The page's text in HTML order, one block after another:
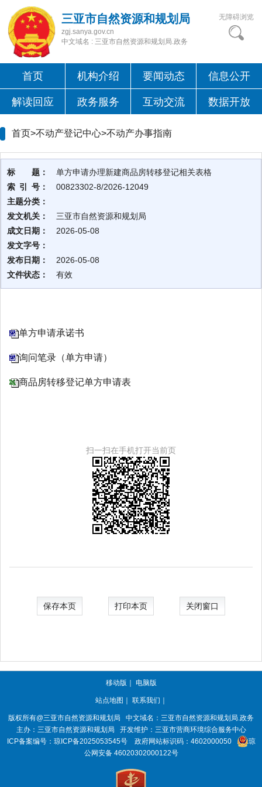
三亚市自然资源和规划局
zgj.sanya.gov.cn
中文域名 : 三亚市自然资源和规划局.政务
无障碍浏览
首页 机构介绍 要闻动态 信息公开
解读回应 政务服务 互动交流 数据开放
首页>不动产登记中心>不动产办事指南
标 题：
单方申请办理新建商品房转移登记相关表格
索 引 号：
00823302-8/2026-12049
主题分类：
发文机关：
三亚市自然资源和规划局
成文日期：
2026-05-08
发文字号：
发布日期：
2026-05-08
文件状态：
有效
单方申请承诺书
询问笔录（单方申请）
商品房转移登记单方申请表
扫一扫在手机打开当前页
保存本页 打印本页 关闭窗口
移动版 ｜ 电脑版
站点地图 ｜ 联系我们 ｜
版权所有@三亚市自然资源和规划局
中文域名：三亚市自然资源和规划局.政务
主办：三亚市自然资源和规划局
开发维护：三亚市营商环境综合服务中心
ICP备案编号： 琼ICP备2025053545号 政府网站标识码： 4602000050
琼
公网安备 46020302000122号